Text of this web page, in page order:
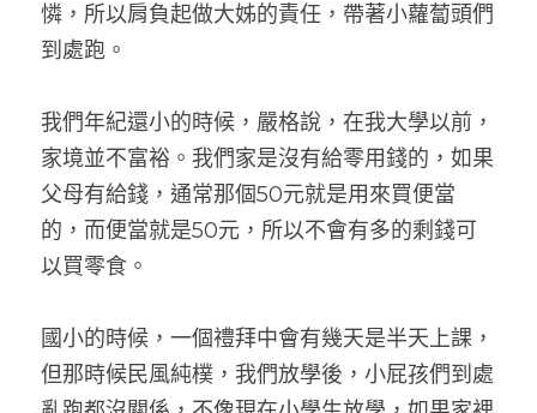
憐，所以肩負起做大姊的責任，帶著小蘿蔔頭們
到處跑。
我們年紀還小的時候，嚴格說，在我大學以前，
家境並不富裕。我們家是沒有給零用錢的，如果
父母有給錢，通常那個50元就是用來買便當
的，而便當就是50元，所以不會有多的剩錢可
以買零食。
國小的時候，一個禮拜中會有幾天是半天上課，
但那時候民風純樸，我們放學後，小屁孩們到處